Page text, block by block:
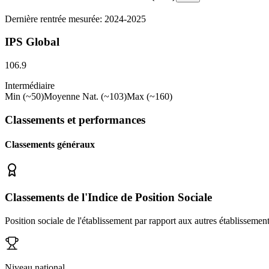
Dernière rentrée mesurée: 2024-2025
IPS Global
106.9
Intermédiaire
Min (~50)Moyenne Nat. (~103)Max (~160)
Classements et performances
Classements généraux
Classements de l'Indice de Position Sociale
Position sociale de l'établissement par rapport aux autres